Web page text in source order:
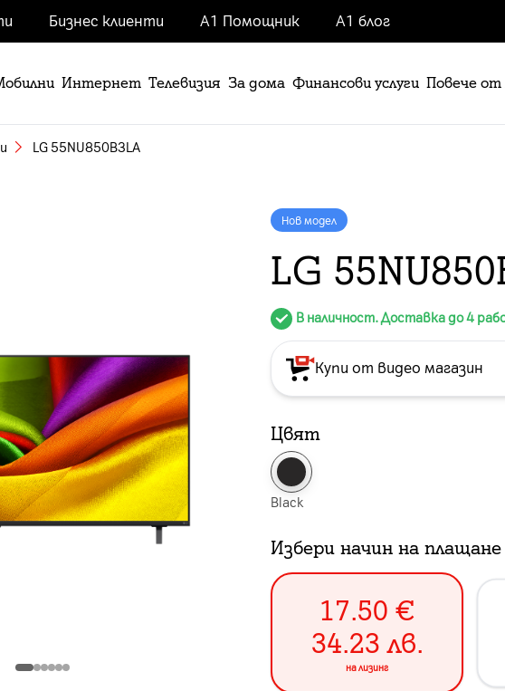
Бизнес клиенти А1 Помощник А1 блог
Интернет Телевизия За дома Финансови услуги Повече от
LG 55NU850B3LA
Нов модел
LG
В наличност. Доставка до 4
Купи от видео магазин
Цвят
Black
Избери начин на плащане
17.50 €
34.23 лв.
на лизинг